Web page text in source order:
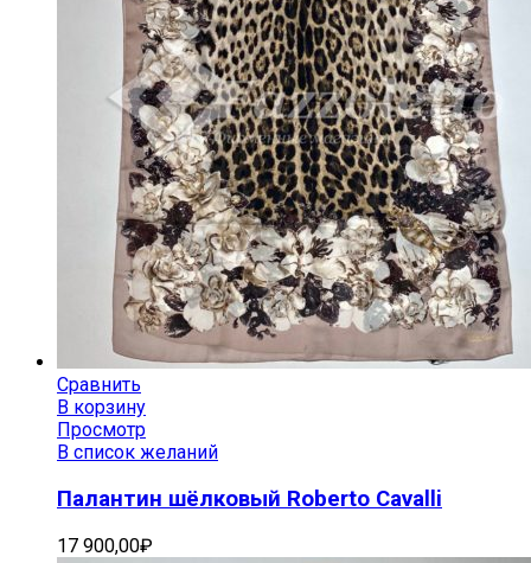
Сравнить
В корзину
Просмотр
В список желаний
Палантин шёлковый Roberto Cavalli
17 900,00₽